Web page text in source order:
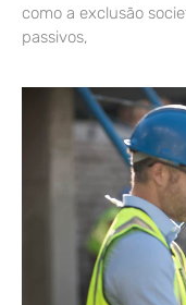
como a exclusão
passivos,